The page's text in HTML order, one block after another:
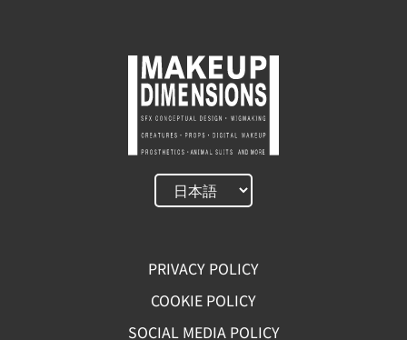
PRIVACY POLICY
COOKIE POLICY
SOCIAL MEDIA POLICY